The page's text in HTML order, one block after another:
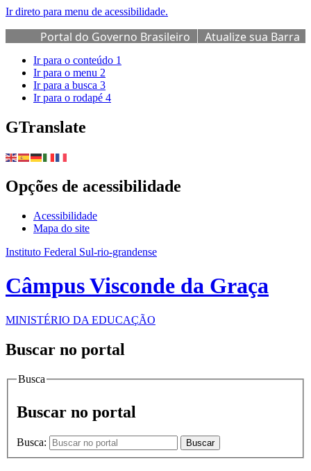
Ir direto para menu de acessibilidade.
Portal do Governo Brasileiro
Atualize sua Barra
de Governo
Ir para o conteúdo 1
Ir para o menu 2
Ir para a busca 3
Ir para o rodapé 4
GTranslate
Opções de acessibilidade
Acessibilidade
Mapa do site
Instituto Federal Sul-rio-grandense
Câmpus Visconde da Graça
MINISTÉRIO DA EDUCAÇÃO
Buscar no portal
Busca
Buscar no portal
Busca: Buscar